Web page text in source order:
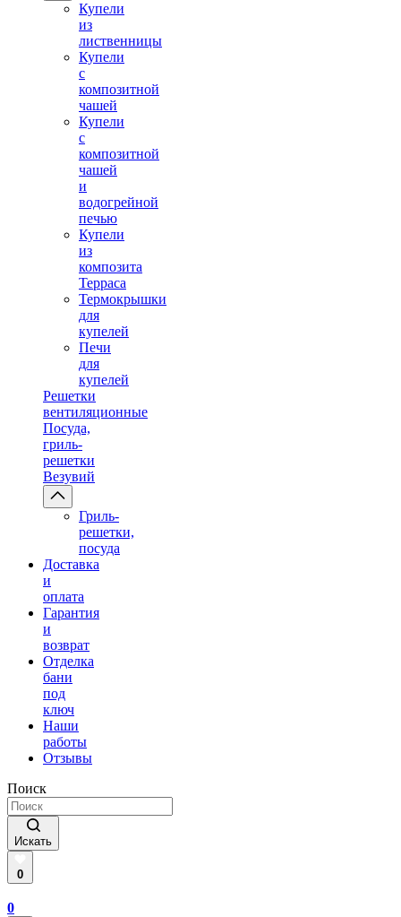
Купели
из
лиственницы
Купели
с
композитной
чашей
Купели
с
композитной
чашей
и
водогрейной
печью
Купели
из
композита
Терраса
Термокрышки
для
купелей
Печи
для
купелей
Решетки
вентиляционные
Посуда,
гриль-
решетки
Везувий
Гриль-
решетки,
посуда
Доставка
и
оплата
Гарантия
и
возврат
Отделка
бани
под
ключ
Наши
работы
Отзывы
Поиск
Искать
0
0